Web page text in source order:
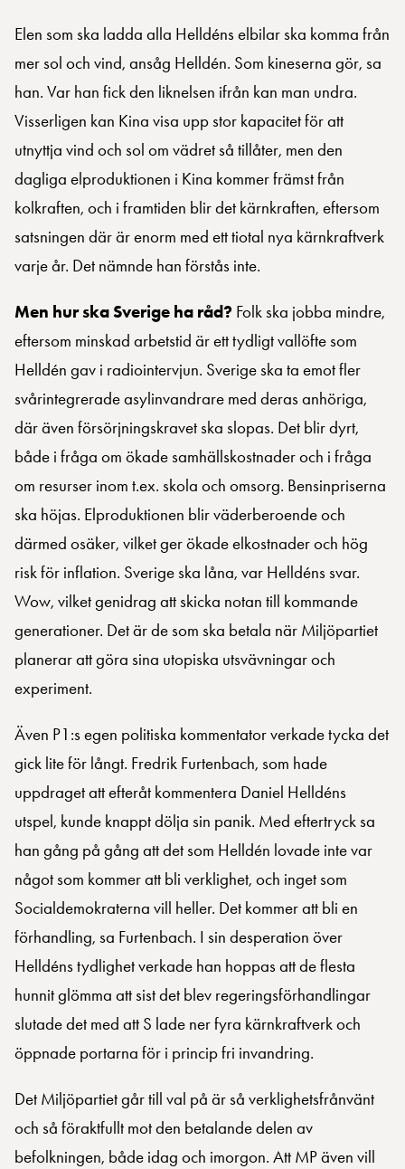
Elen som ska ladda alla Helldéns elbilar ska komma från
mer sol och vind, ansåg Helldén. Som kineserna gör, sa
han. Var han fick den liknelsen ifrån kan man undra.
Visserligen kan Kina visa upp stor kapacitet för att
utnyttja vind och sol om vädret så tillåter, men den
dagliga elproduktionen i Kina kommer främst från
kolkraften, och i framtiden blir det kärnkraften, eftersom
satsningen där är enorm med ett tiotal nya kärnkraftverk
varje år. Det nämnde han förstås inte.
Men hur ska Sverige ha råd? Folk ska jobba mindre,
eftersom minskad arbetstid är ett tydligt vallöfte som
Helldén gav i radiointervjun. Sverige ska ta emot fler
svårintegrerade asylinvandrare med deras anhöriga,
där även försörjningskravet ska slopas. Det blir dyrt,
både i fråga om ökade samhällskostnader och i fråga
om resurser inom t.ex. skola och omsorg. Bensinpriserna
ska höjas. Elproduktionen blir väderberoende och
därmed osäker, vilket ger ökade elkostnader och hög
risk för inflation. Sverige ska låna, var Helldéns svar.
Wow, vilket genidrag att skicka notan till kommande
generationer. Det är de som ska betala när Miljöpartiet
planerar att göra sina utopiska utsvävningar och
experiment.
Även P1:s egen politiska kommentator verkade tycka det
gick lite för långt. Fredrik Furtenbach, som hade
uppdraget att efteråt kommentera Daniel Helldéns
utspel, kunde knappt dölja sin panik. Med eftertryck sa
han gång på gång att det som Helldén lovade inte var
något som kommer att bli verklighet, och inget som
Socialdemokraterna vill heller. Det kommer att bli en
förhandling, sa Furtenbach. I sin desperation över
Helldéns tydlighet verkade han hoppas att de flesta
hunnit glömma att sist det blev regeringsförhandlingar
slutade det med att S lade ner fyra kärnkraftverk och
öppnade portarna för i princip fri invandring.
Det Miljöpartiet går till val på är så verklighetsfrånvänt
och så föraktfullt mot den betalande delen av
befolkningen, både idag och imorgon. Att MP även vill